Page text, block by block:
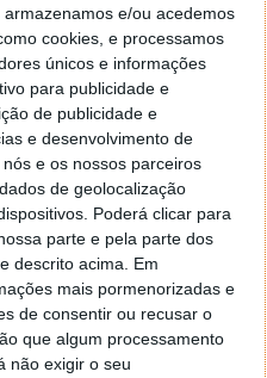
armazenamos e/ou acedemos
cookies, e processamos
únicos e informações
para publicidade e
de publicidade e
e desenvolvimento de
e os nossos parceiros
de geolocalização
Poderá clicar para
parte e pela parte dos
descrito acima. Em
mais pormenorizadas e
de consentir ou recusar o
que algum processamento
não exigir o seu
lugar e, caso
exercer as suas
a outro.
mais de um ano
Google Notícias
sugestão